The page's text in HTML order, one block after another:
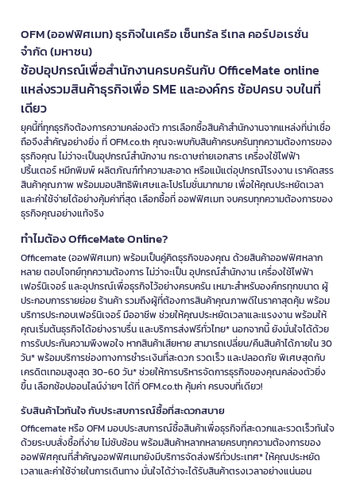
OFM (ออฟฟิศเมท) ธุรกิจในเครือ เซ็นทรัล รีเทล คอร์ปอเรชั่น
จำกัด (มหาชน)
ช้อปอุปกรณ์เพื่อสำนักงานครบครันกับ OfficeMate online
แหล่งรวมสินค้าธุรกิจเพื่อ SME และองค์กร ช้อปครบ จบในที่
เดียว
ยุคนี้ที่ทุกธุรกิจต้องการความคล่องตัว การเลือกซื้อสินค้าสำนักงานจากแหล่งที่น่าเชื่อ
ถือจึงสำคัญอย่างยิ่ง ที่ OFM.co.th คุณจะพบกับสินค้าครบครันทุกความต้องการของ
ธุรกิจคุณ ไม่ว่าจะเป็นอุปกรณ์สำนักงาน กระดาษถ่ายเอกสาร เครื่องใช้ไฟฟ้า
ปริ้นเตอร์ หมึกพิมพ์ ผลิตภัณฑ์ทำความสะอาด หรือแม้แต่อุปกรณ์โรงงาน เราคัดสรร
สินค้าคุณภาพ พร้อมมอบสิทธิพิเศษและโปรโมชั่นมากมาย เพื่อให้คุณประหยัดเวลา
และค่าใช้จ่ายได้อย่างคุ้มค่าที่สุด เลือกซื้อที่ ออฟฟิศเมท จบครบทุกความต้องการของ
ธุรกิจคุณอย่างแท้จริง
ทำไมต้อง OfficeMate Online?
Officemate (ออฟฟิศเมท) พร้อมเป็นคู่คิดธุรกิจของคุณ ด้วยสินค้าออฟฟิศหลาก
หลาย ตอบโจทย์ทุกความต้องการ ไม่ว่าจะเป็น อุปกรณ์สำนักงาน เครื่องใช้ไฟฟ้า
เฟอร์นิเจอร์ และอุปกรณ์เพื่อธุรกิจไว้อย่างครบครัน เหมาะสำหรับองค์กรทุกขนาด ผู้
ประกอบการรายย่อย ร้านค้า รวมถึงผู้ที่ต้องการสินค้าคุณภาพดีในราคาสุดคุ้ม พร้อม
บริการประกอบเฟอร์นิเจอร์ มืออาชีพ ช่วยให้คุณประหยัดเวลาและแรงงาน พร้อมให้
คุณเริ่มต้นธุรกิจได้อย่างราบรื่น และบริการส่งฟรีทั่วไทย* นอกจากนี้ ยังมั่นใจได้ด้วย
การรับประกันความพึงพอใจ หากสินค้าเสียหาย สามารถเปลี่ยน/คืนสินค้าได้ภายใน 30
วัน* พร้อมบริการช่องทางการชำระเงินที่สะดวก รวดเร็ว และปลอดภัย พิเศษสุดกับ
เครดิตเทอมสูงสุด 30-60 วัน* ช่วยให้การบริหารจัดการธุรกิจของคุณคล่องตัวยิ่ง
ขึ้น เลือกช้อปออนไลน์ง่ายๆ ได้ที่ OFM.co.th คุ้มค่า ครบจบที่เดียว!
รับสินค้าไวทันใจ กับประสบการณ์ซื้อที่สะดวกสบาย
Officemate หรือ OFM มอบประสบการณ์ซื้อสินค้าเพื่อธุรกิจที่สะดวกและรวดเร็วทันใจ
ด้วยระบบสั่งซื้อที่ง่าย ไม่ซับซ้อน พร้อมสินค้าหลากหลายครบทุกความต้องการของ
ออฟฟิศคุณที่สำคัญออฟฟิศเมทยังมีบริการจัดส่งฟรีทั่วประเทศ* ให้คุณประหยัด
เวลาและค่าใช้จ่ายในการเดินทาง มั่นใจได้ว่าจะได้รับสินค้าตรงเวลาอย่างแน่นอน